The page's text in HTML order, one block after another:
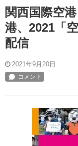
関西国際空
港、2021「
配信
2021年9月20日